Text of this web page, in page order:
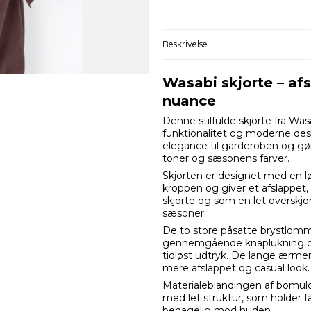
Beskrivelse
Wasabi skjorte –
nuance
Denne stilfulde skjorte fra
funktionalitet og moderne
elegance til garderoben og
toner og sæsonens farver.
Skjorten er designet med en
kroppen og giver et
skjorte og som en let
sæsoner.
De to store påsatte
gennemgående knaplukning
tidløst udtryk. De lange
mere afslappet og casual look.
Materialeblandingen af
med let struktur, som holder